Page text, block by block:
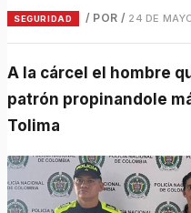
SEGURIDAD / POR / 24 DE
A la cárcel el hombre que le quitó la vida a su
patrón propinandole
Tolima